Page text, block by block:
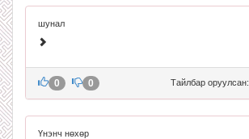
шунал
Тайлбар оруулсан:
0 0
Үнэнч нөхөр